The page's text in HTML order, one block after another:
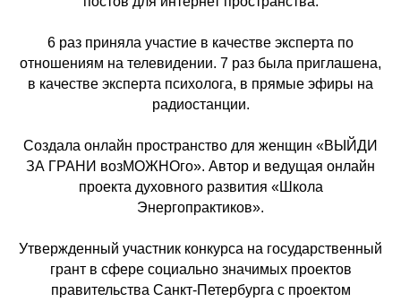
6 раз приняла участие в качестве эксперта по
отношениям на телевидении. 7 раз была приглашена,
в качестве эксперта психолога, в прямые эфиры на
радиостанции.
Создала онлайн пространство для женщин «ВЫЙДИ
ЗА ГРАНИ возМОЖНОго». Автор и ведущая онлайн
проекта духовного развития «Школа
Энергопрактиков».
Утвержденный участник конкурса на государственный
грант в сфере социально значимых проектов
правительства Санкт-Петербурга с проектом